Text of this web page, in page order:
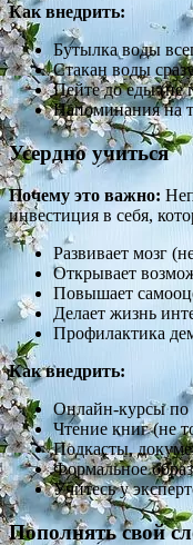
Как внедрить:
Бутылка воды
Стакан воды
Пейте до еды (не
Напоминания на
Усердно учиться
Почему это важно:
инвестиция в себя,
Развивает мозг
Открывает
Повышает
Делает жизнь
Профилактика
Как внедрить:
Онлайн-курсы по
Чтение книг (не
Подкасты,
Формальное
Учитесь у
Пополнять свой